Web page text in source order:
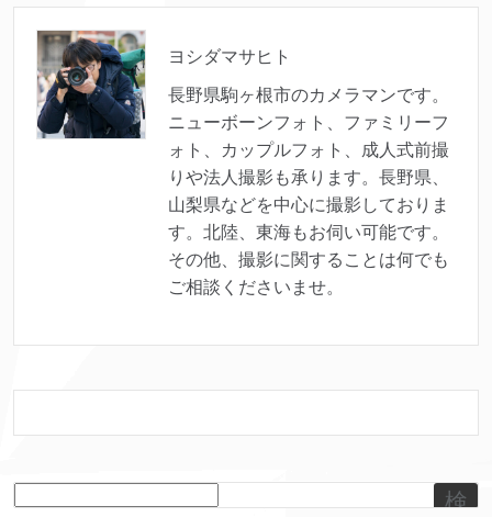
ヨシダマサヒト
長野県駒ヶ根市のカメラマンです。
ニューボーンフォト、ファミリーフ
ォト、カップルフォト、成人式前撮
りや法人撮影も承ります。長野県、
山梨県などを中心に撮影しておりま
す。北陸、東海もお伺い可能です。
その他、撮影に関することは何でも
ご相談くださいませ。
検